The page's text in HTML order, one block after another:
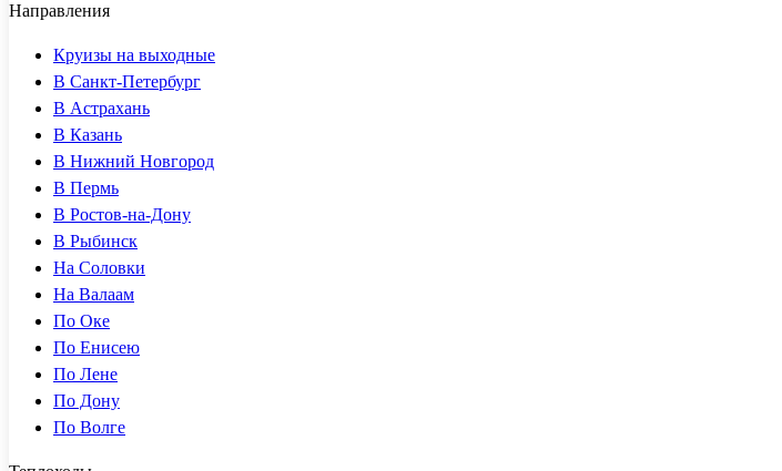
Направления
Круизы на выходные
В Санкт-Петербург
В Астрахань
В Казань
В Нижний Новгород
В Пермь
В Ростов-на-Дону
В Рыбинск
На Соловки
На Валаам
По Оке
По Енисею
По Лене
По Дону
По Волге